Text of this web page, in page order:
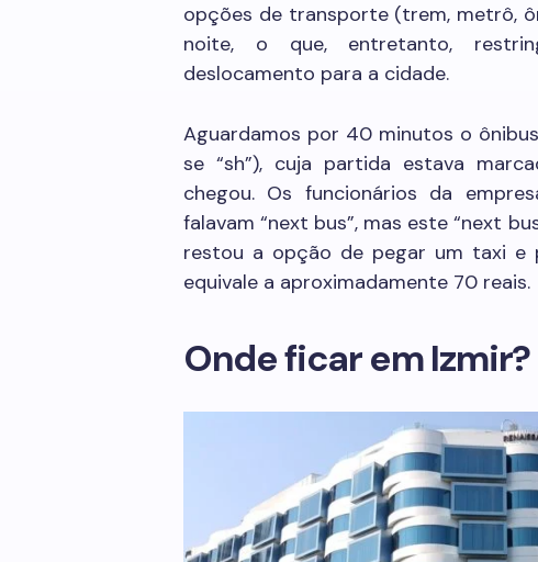
opções de transporte (trem, metrô,
noite, o que, entretanto,
deslocamento para a cidade.
Aguardamos por 40 minutos o
se “sh”), cuja partida estava
chegou. Os funcionários da
falavam “next bus”, mas este “next
restou a opção de pegar um taxi e
equivale a aproximadamente 70 reais.
Onde ficar em Izmir?